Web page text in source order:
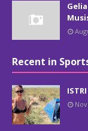
Recent in